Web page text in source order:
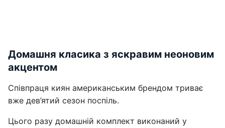
Домашня класика з яскравим неоновим
акцентом
Співпраця киян американським брендом триває
вже дев’ятий сезон поспіль.
Цього разу домашній комплект виконаний у